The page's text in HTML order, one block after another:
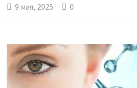
9 мая, 2025 0